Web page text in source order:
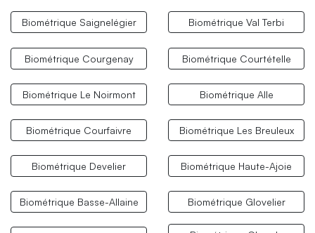
Biométrique Saignelégier Biométrique Val Terbi
Biométrique Courgenay Biométrique Courtételle
Biométrique Le Noirmont Biométrique Alle
Biométrique Courfaivre Biométrique Les Breuleux
Biométrique Develier Biométrique Haute-Ajoie
Biométrique Basse-Allaine Biométrique Glovelier